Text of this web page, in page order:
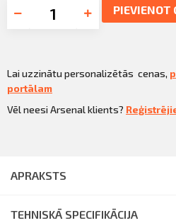
PIEVIENOT
Lai uzzinātu personalizētās cenas,
portālam
Vēl neesi Arsenal klients?
APRAKSTS
TEHNISKĀ SPECIFIKĀCIJA